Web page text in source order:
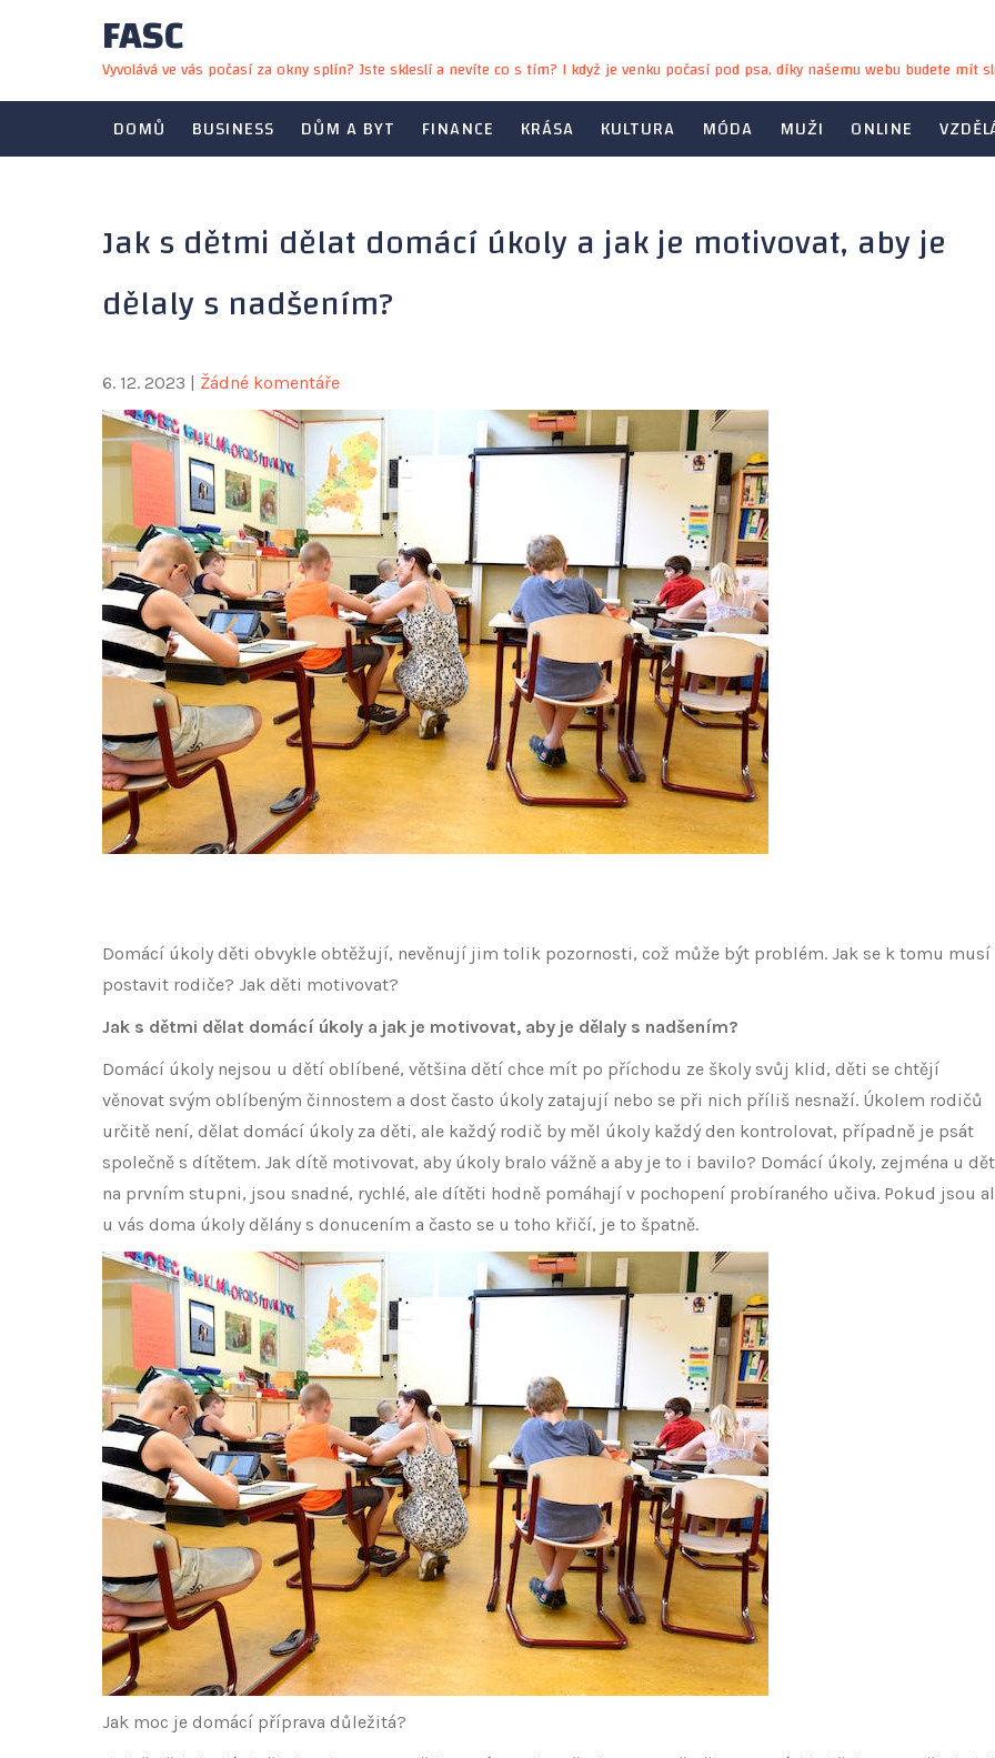
FASC
Vyvolává ve vás počasí za okny splín? Jste skleslí a nevíte co s tím? I když je venku počasí pod psa, díky našemu webu budete mít
DOMŮ BUSINESS DŮM A BYT FINANCE KRÁSA KULTURA MÓDA MUŽI ONLINE
Jak s dětmi dělat domácí úkoly a jak je motivovat, aby je
dělaly s nadšením?
6. 12. 2023 | Žádné komentáře
Domácí úkoly děti obvykle obtěžují, nevěnují jim tolik pozornosti, což může být problém. Jak se k tomu musí
postavit rodiče? Jak děti motivovat?
Jak s dětmi dělat domácí úkoly a jak je motivovat, aby je dělaly s nadšením?
Domácí úkoly nejsou u dětí oblíbené, většina dětí chce mít po příchodu ze školy svůj klid, děti se chtějí
věnovat svým oblíbeným činnostem a dost často úkoly zatajují nebo se při nich příliš nesnaží. Úkolem rodičů
určitě není, dělat domácí úkoly za děti, ale každý rodič by měl úkoly každý den kontrolovat, případně je psát
společně s dítětem. Jak dítě motivovat, aby úkoly bralo vážně a aby je to i bavilo? Domácí úkoly, zejména u
na prvním stupni, jsou snadné, rychlé, ale dítěti hodně pomáhají v pochopení probíraného učiva. Pokud jsou
u vás doma úkoly dělány s donucením a často se u toho křičí, je to špatně.
Jak moc je domácí příprava důležitá?